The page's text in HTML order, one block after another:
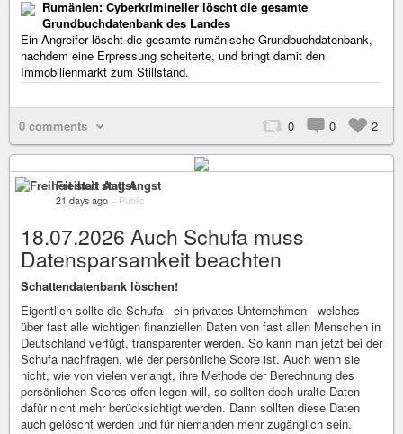
Rumänien: Cyberkrimineller löscht die gesamte
Grundbuchdatenbank des Landes
Ein Angreifer löscht die gesamte rumänische Grundbuchdatenbank,
nachdem eine Erpressung scheiterte, und bringt damit den
Immobilienmarkt zum Stillstand.
0 comments 0 0 2
Freiheit statt Angst
21 days ago – Public
18.07.2026 Auch Schufa muss
Datensparsamkeit beachten
Schattendatenbank löschen!
Eigentlich sollte die Schufa - ein privates Unternehmen - welches
über fast alle wichtigen finanziellen Daten von fast allen Menschen in
Deutschland verfügt, transparenter werden. So kann man jetzt bei der
Schufa nachfragen, wie der persönliche Score ist. Auch wenn sie
nicht, wie von vielen verlangt, ihre Methode der Berechnung des
persönlichen Scores offen legen will, so sollten doch uralte Daten
dafür nicht mehr berücksichtigt werden. Dann sollten diese Daten
auch gelöscht werden und für niemanden mehr zugänglich sein.